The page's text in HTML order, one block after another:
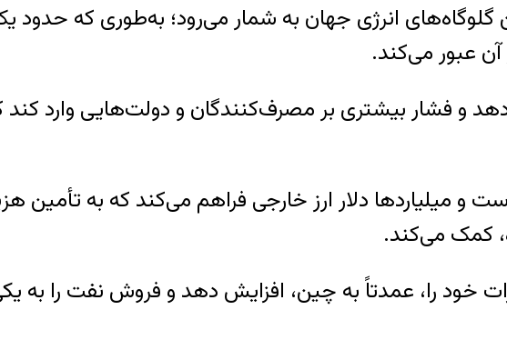
گلوگاه‌های انرژی جهان به شمار می‌رود؛ به‌طوری که
عبور می‌کند.
و فشار بیشتری بر مصرف‌کنندگان و دولت‌هایی وارد کند
و میلیاردها دلار ارز خارجی فراهم می‌کند که به
کمک می‌کند.
خود را، عمدتاً به چین، افزایش دهد و فروش نفت را به